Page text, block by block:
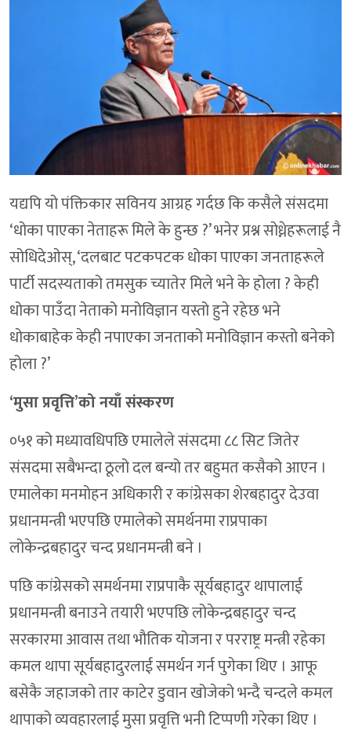
यद्यपि यो पंक्तिकार सविनय आग्रह गर्दछ कि कसैले संसदमा
‘धोका पाएका नेताहरू मिले के हुन्छ ?’ भनेर प्रश्न सोध्नेहरूलाई नै
सोधिदेओस्, ‘दलबाट पटकपटक धोका पाएका जनताहरूले
पार्टी सदस्यताको तमसुक च्यातेर मिले भने के होला ? केही
धोका पाउँदा नेताको मनोविज्ञान यस्तो हुने रहेछ भने
धोकाबाहेक केही नपाएका जनताको मनोविज्ञान कस्तो बनेको
होला ?’
‘मुसा प्रवृत्ति’को नयाँ संस्करण
०५१ को मध्यावधिपछि एमालेले संसदमा ८८ सिट जितेर
संसदमा सबैभन्दा ठूलो दल बन्यो तर बहुमत कसैको आएन ।
एमालेका मनमोहन अधिकारी र कांग्रेसका शेरबहादुर देउवा
प्रधानमन्त्री भएपछि एमालेको समर्थनमा राप्रपाका
लोकेन्द्रबहादुर चन्द प्रधानमन्त्री बने ।
पछि कांग्रेसको समर्थनमा राप्रपाकै सूर्यबहादुर थापालाई
प्रधानमन्त्री बनाउने तयारी भएपछि लोकेन्द्रबहादुर चन्द
सरकारमा आवास तथा भौतिक योजना र परराष्ट्र मन्त्री रहेका
कमल थापा सूर्यबहादुरलाई समर्थन गर्न पुगेका थिए । आफू
बसेकै जहाजको तार काटेर डुवान खोजेको भन्दै चन्दले कमल
थापाको व्यवहारलाई मुसा प्रवृत्ति भनी टिप्पणी गरेका थिए ।